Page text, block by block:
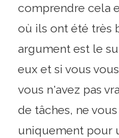
comprendre cela
où ils ont été très
argument est le
eux et si vous
vous n'avez pas
de tâches, ne
uniquement pour